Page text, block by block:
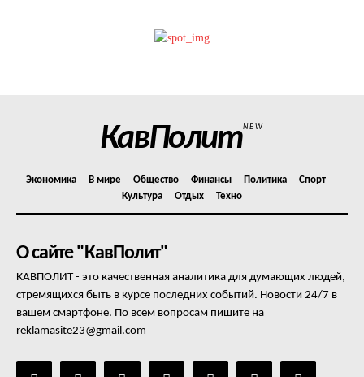
Контакты
КавПолитNEW
Экономика В мире Общество Финансы Политика
Спорт
Культура
Отдых Техно
О сайте "КавПолит"
КАВПОЛИТ - это качественная аналитика для думающих людей,
стремящихся быть в курсе последних событий. Новости 24/7 в
вашем смартфоне. По всем вопросам пишите на
reklamasite23@gmail.com